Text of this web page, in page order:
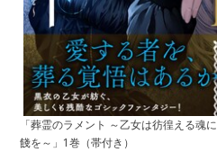
「葬霊のラメント ～乙女は彷徨える魂に
餞を～」1巻（帯付き）